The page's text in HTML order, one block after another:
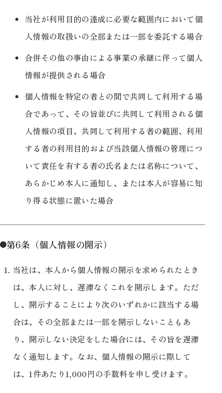
当社が利用目的の達成に必要な範囲内において個
人情報の取扱いの全部または一部を委託する場合
合併その他の事由による事業の承継に伴って個人
情報が提供される場合
個人情報を特定の者との間で共同して利用する場
合であって、その旨並びに共同して利用される個
人情報の項目、共同して利用する者の範囲、利用
する者の利用目的および当該個人情報の管理につ
いて責任を有する者の氏名または名称について、
あらかじめ本人に通知し、または本人が容易に知
り得る状態に置いた場合
第6条（個人情報の開示）
当社は、本人から個人情報の開示を求められたとき
は、本人に対し、遅滞なくこれを開示します。ただ
し、開示することにより次のいずれかに該当する場
合は、その全部または一部を開示しないこともあ
り、開示しない決定をした場合には、その旨を遅滞
なく通知します。なお、個人情報の開示に際して
は、1件あたり1,000円の手数料を申し受けます。